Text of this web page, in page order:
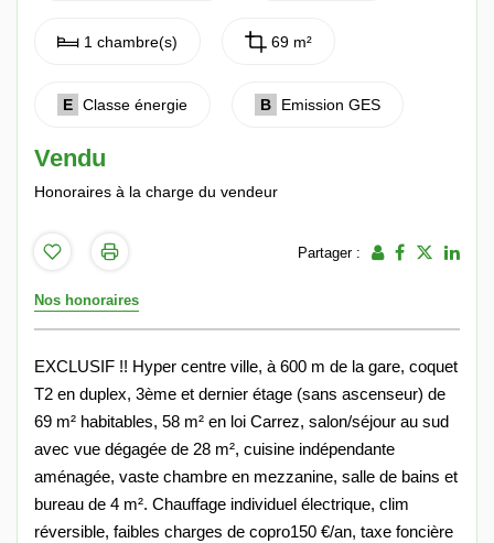
1 chambre(s) 69 m²
E Classe énergie B Emission GES
Vendu
Honoraires à la charge du vendeur
Partager :
Nos honoraires
EXCLUSIF !! Hyper centre ville, à 600 m de la gare, coquet
T2 en duplex, 3ème et dernier étage (sans ascenseur) de
69 m² habitables, 58 m² en loi Carrez, salon/séjour au sud
avec vue dégagée de 28 m², cuisine indépendante
aménagée, vaste chambre en mezzanine, salle de bains et
bureau de 4 m². Chauffage individuel électrique, clim
réversible, faibles charges de copro150 €/an, taxe foncière